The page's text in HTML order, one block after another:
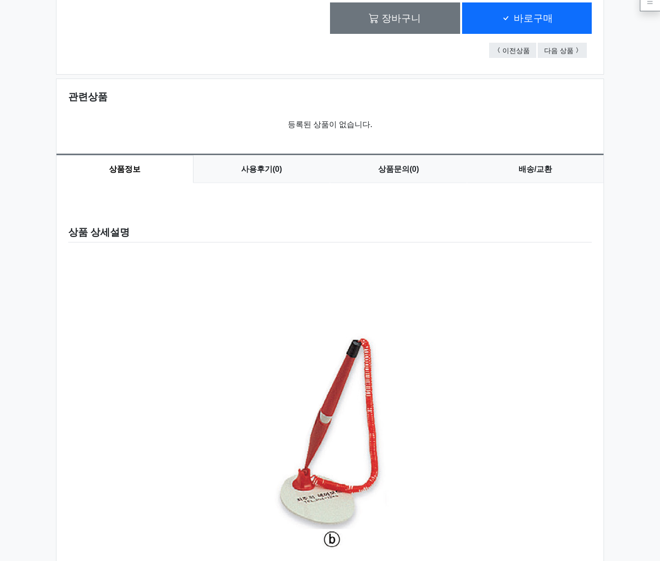
장바구니 바로구매
이전상품 신패션꽂이 A
다음 상품 신로얄 사각부착볼펜
관련상품
등록된 상품이 없습니다.
상품정보 사용후기(0) 상품문의(0) 배송/교환
상품 상세설명